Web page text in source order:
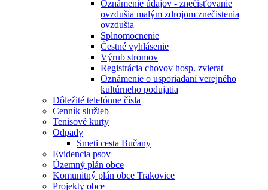
Oznámenie údajov - znečisťovanie
ovzdušia malým zdrojom znečistenia
ovzdušia
Splnomocnenie
Čestné vyhlásenie
Výrub stromov
Registrácia chovov hosp. zvierat
Oznámenie o usporiadaní verejného
kultúrneho podujatia
Dôležité telefónne čísla
Cenník služieb
Tenisové kurty
Odpady
Smeti cesta Bučany
Evidencia psov
Územný plán obce
Komunitný plán obce Trakovice
Projekty obce